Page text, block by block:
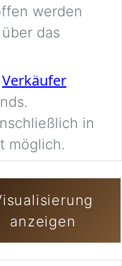
werden
das
Verkäufer
in
möglich.
anzeigen